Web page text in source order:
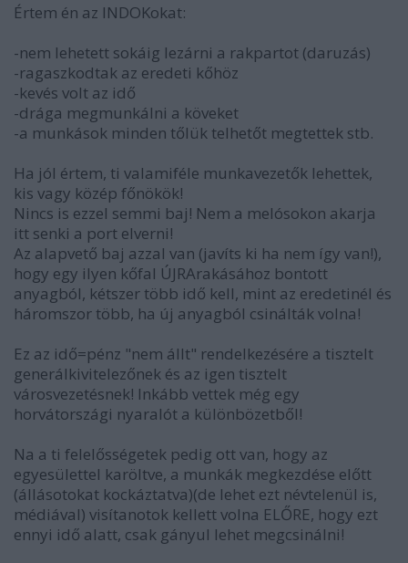
Értem én az INDOKokat:
-nem lehetett sokáig lezárni a rakpartot (daruzás)
-ragaszkodtak az eredeti kőhöz
-kevés volt az idő
-drága megmunkálni a köveket
-a munkások minden tőlük telhetőt megtettek stb.
Ha jól értem, ti valamiféle munkavezetők lehettek,
kis vagy közép főnökök!
Nincs is ezzel semmi baj! Nem a melósokon akarja
itt senki a port elverni!
Az alapvető baj azzal van (javíts ki ha nem így van!),
hogy egy ilyen kőfal ÚJRArakásához bontott
anyagból, kétszer több idő kell, mint az eredetinél és
háromszor több, ha új anyagból csinálták volna!
Ez az idő=pénz "nem állt" rendelkezésére a tisztelt
generálkivitelezőnek és az igen tisztelt
városvezetésnek! Inkább vettek még egy
horvátországi nyaralót a különbözetből!
Na a ti felelősségetek pedig ott van, hogy az
egyesülettel karöltve, a munkák megkezdése előtt
(állásotokat kockáztatva)(de lehet ezt névtelenül is,
médiával) visítanotok kellett volna ELŐRE, hogy ezt
ennyi idő alatt, csak gányul lehet megcsinálni!